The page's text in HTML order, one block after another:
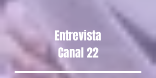
Entrevista
Canal 22